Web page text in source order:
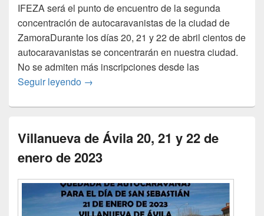
IFEZA será el punto de encuentro de la segunda
concentración de autocaravanistas de la ciudad de
ZamoraDurante los días 20, 21 y 22 de abril cientos de
autocaravanistas se concentrarán en nuestra ciudad.
No se admiten más inscripciones desde las
Seguir leyendo IFEZA Segunda concentración de
→
Villanueva de Ávila 20, 21 y 22 de
enero de 2023